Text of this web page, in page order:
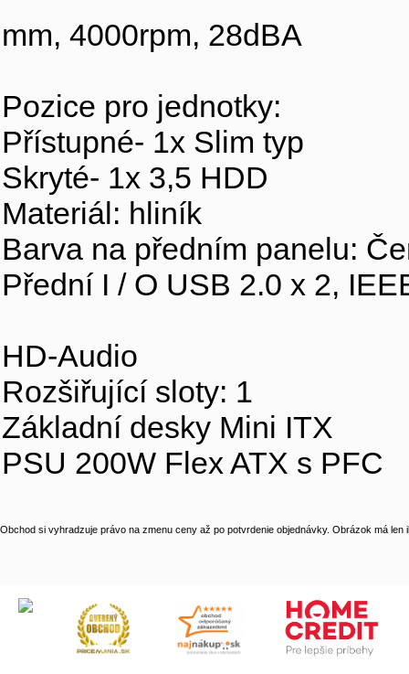
mm, 4000rpm, 28dBA
Pozice pro jednotky:
Přístupné- 1x Slim typ
Skryté- 1x 3,5 HDD
Materiál: hliník
Barva na předním panelu:
Přední I / O USB 2.0 x 2,
HD-Audio
Rozšiřující sloty: 1
Základní desky Mini ITX
PSU 200W Flex ATX s PFC
Obchod si vyhradzuje právo na zmenu ceny až po potvrdenie objednávky. Obrázok má len